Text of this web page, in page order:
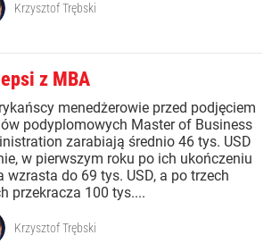
Krzysztof Trębski
z MBA
menedżerowie przed podjęciem
podyplomowych Master of Business
zarabiają średnio 46 tys. USD
w pierwszym roku po ich ukończeniu
wzrasta do 69 tys. USD, a po trzech
przekracza 100 tys....
Krzysztof Trębski